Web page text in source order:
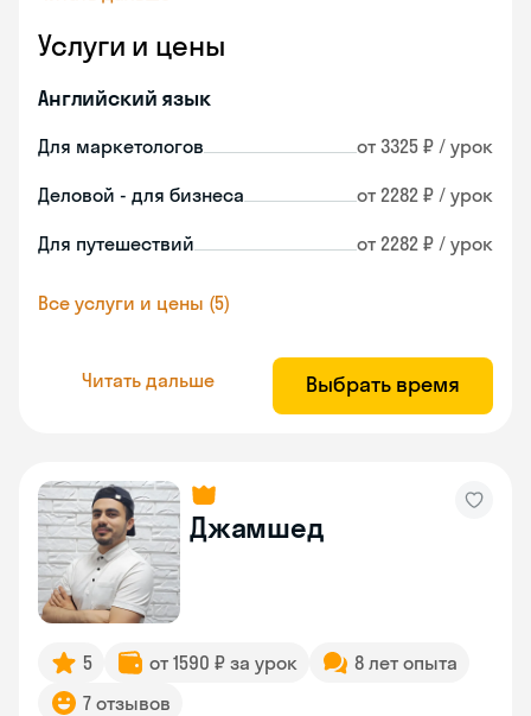
Услуги и цены
Английский язык
Для маркетологов от 3325 ₽ / урок
Деловой - для бизнеса от 2282 ₽ / урок
Для путешествий от 2282 ₽ / урок
Все услуги и цены (5)
Читать дальше Выбрать время
Джамшед
5 от 1590 ₽ за урок
8 лет опыта
7 отзывов